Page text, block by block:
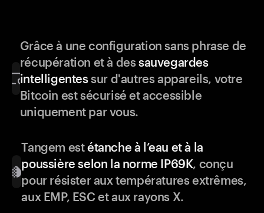
Grâce à une configuration sans phrase de
récupération et à dessauvegardes
intelligentessur d'autres appareils, votre
Bitcoin est sécurisé et accessible
uniquement par vous.
Tangem estétanche à l’eau et à la
poussière selon la norme IP69K, conçu
pour résister aux températures extrêmes,
aux EMP, ESC et aux rayons X.